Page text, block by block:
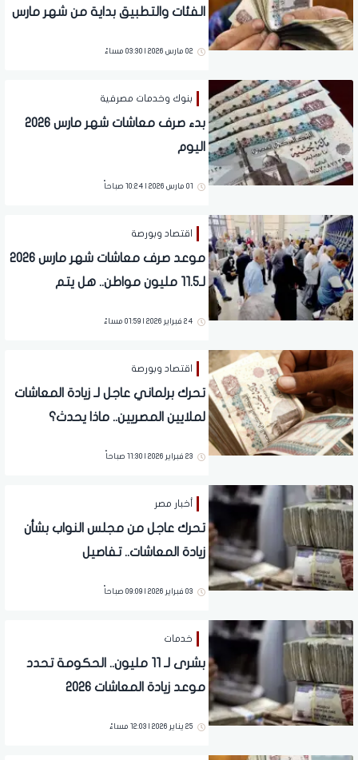
الفئات والتطبيق بداية من شهر مارس
02 مارس 2026 | 03:30 مساءً
بنوك وخدمات مصرفية
بدء صرف معاشات شهر مارس 2026
اليوم
01 مارس 2026 | 10:24 صباحاً
اقتصاد وبورصة
موعد صرف معاشات شهر مارس 2026
لـ11.5 مليون مواطن.. هل يتم
24 فبراير 2026 | 01:59 مساءً
اقتصاد وبورصة
تحرك برلماني عاجل لـ زيادة المعاشات
لملايين المصريين.. ماذا يحدث؟
23 فبراير 2026 | 11:30 صباحاً
أخبار مصر
تحرك عاجل من مجلس النواب بشأن
زيادة المعاشات.. تفاصيل
03 فبراير 2026 | 09:09 صباحاً
خدمات
بشرى لـ 11 مليون.. الحكومة تحدد
موعد زيادة المعاشات 2026
25 يناير 2026 | 12:03 مساءً